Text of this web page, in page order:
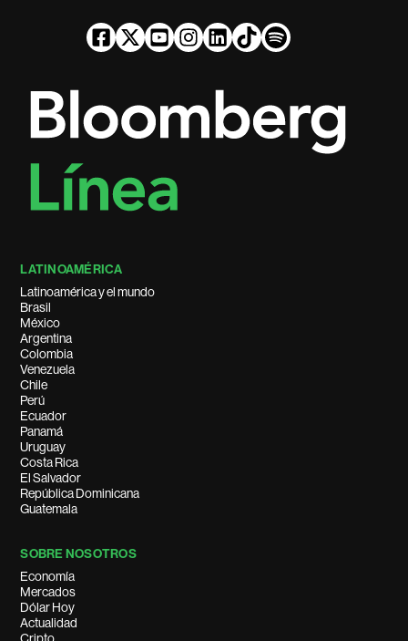
LATINOAMÉRICA
Latinoamérica y el mundo
Brasil
México
Argentina
Colombia
Venezuela
Chile
Perú
Ecuador
Panamá
Uruguay
Costa Rica
El Salvador
República Dominicana
Guatemala
SOBRE NOSOTROS
Economía
Mercados
Dólar Hoy
Actualidad